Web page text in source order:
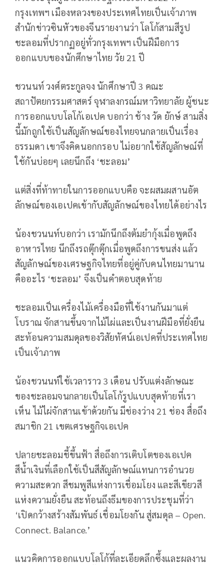
กรุงเทพฯ เมืองหลวงของประเทศไทยเป็นเจ้าภาพ
สำนักข่าวซินหัวของจีนรายงานว่า โลโก้สามสีรูป
ชะลอมที่ปรากฏอยู่ทั่วกรุงเทพฯ เป็นฝีมือการ
ออกแบบของนักศึกษาไทย วัย 21 ปี
ชวนนท์ วงศ์ตระกูลจง นักศึกษาปี 3 คณะ
สถาปัตยกรรมศาสตร์ จุฬาลงกรณ์มหาวิทยาลัย ผู้ชนะ
การออกแบบโลโก้เอเปค บอกว่า ช้าง วัด ยักษ์ สามสิ่ง
นี้มักถูกใช้เป็นสัญลักษณ์ของไทยจนกลายเป็นเรื่อง
ธรรมดา เขาจึงคิดนอกกรอบ ไม่อยากใช้สัญลักษณ์ที่
ใช้กันบ่อยๆ เลยนึกถึง ‘ชะลอม’
แต่สิ่งที่ท้าทายในการออกแบบคือ จะผสมผสานอัต
ลักษณ์ของเอเปคเข้ากับสัญลักษณ์ของไทยได้อย่างไร
น้องชวนนท์บอกว่า เรามักนึกถึงต้มยำกุ้งเมื่อพูดถึง
อาหารไทย นึกถึงรถตุ๊กตุ๊กเมื่อพูดถึงการขนส่ง แล้ว
สัญลักษณ์ของเศรษฐกิจไทยที่อยู่คู่กับคนไทยมานาน
คืออะไร ‘ชะลอม’ จึงเป็นคำตอบสุดท้าย
ชะลอมเป็นเครื่องไม้เครื่องมือที่ใช้งานกันมาแต่
โบราณ จักสานขึ้นจากไม้ไผ่และเป็นงานฝีมือที่ยั่งยืน
สะท้อนความสมดุลของวิสัยทัศน์เอเปคที่ประเทศไทย
เป็นเจ้าภาพ
น้องชวนนท์ใช้เวลาราว 3 เดือน ปรับแต่งลักษณะ
ของชะลอมจนกลายเป็นโลโก้รูปแบบสุดท้ายที่เรา
เห็น ไม้ไผ่จักสานเข้าด้วยกัน มีช่องว่าง 21 ช่อง สื่อถึง
สมาชิก 21 เขตเศรษฐกิจเอเปค
ปลายชะลอมชี้ขึ้นฟ้า สื่อถึงการเติบโตของเอเปค
สีน้ำเงินที่เลือกใช้เป็นสีสัญลักษณ์แทนการอำนวย
ความสะดวก สีชมพูสีแห่งการเชื่อมโยง และสีเขียวสี
แห่งความยั่งยืน สะท้อนถึงธีมของการประชุมที่ว่า
‘เปิดกว้างสร้างสัมพันธ์ เชื่อมโยงกัน สู่สมดุล – Open.
Connect. Balance.’
แนวคิดการออกแบบโลโก้ที่ละเอียดลึกซึ้งและผลงาน